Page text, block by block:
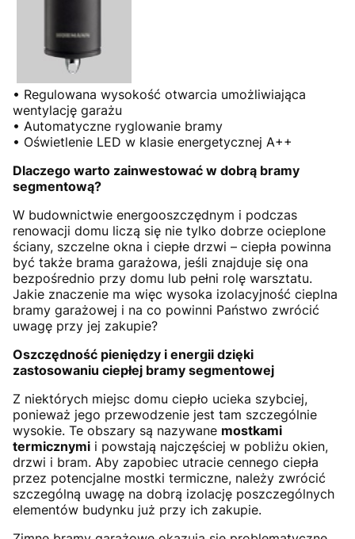
• Regulowana wysokość otwarcia umożliwiająca
wentylację garażu
• Automatyczne ryglowanie bramy
• Oświetlenie LED w klasie energetycznej A++
Dlaczego warto zainwestować w dobrą bramy
segmentową?
W budownictwie energooszczędnym i podczas
renowacji domu liczą się nie tylko dobrze ocieplone
ściany, szczelne okna i ciepłe drzwi – ciepła powinna
być także brama garażowa, jeśli znajduje się ona
bezpośrednio przy domu lub pełni rolę warsztatu.
Jakie znaczenie ma więc wysoka izolacyjność cieplna
bramy garażowej i na co powinni Państwo zwrócić
uwagę przy jej zakupie?
Oszczędność pieniędzy i energii dzięki
zastosowaniu ciepłej bramy segmentowej
Z niektórych miejsc domu ciepło ucieka szybciej,
ponieważ jego przewodzenie jest tam szczególnie
wysokie. Te obszary są nazywane mostkami
termicznymi i powstają najczęściej w pobliżu okien,
drzwi i bram. Aby zapobiec utracie cennego ciepła
przez potencjalne mostki termiczne, należy zwrócić
szczególną uwagę na dobrą izolację poszczególnych
elementów budynku już przy ich zakupie.